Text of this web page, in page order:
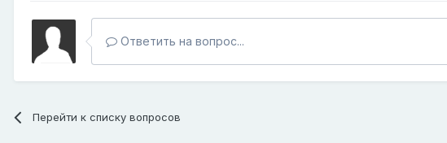
Ответить на вопрос...
Перейти к списку вопросов